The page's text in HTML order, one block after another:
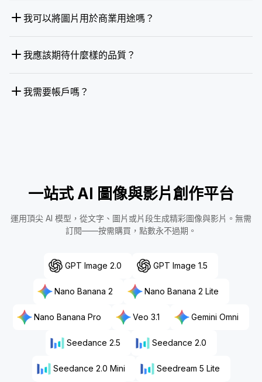
我可以將圖片用於商業用途嗎？
我應該期待什麼樣的品質？
我需要帳戶嗎？
一站式 AI 圖像與影片創作平台
運用頂尖 AI 模型，從文字、圖片或片段生成精彩圖像與影片。無需
訂閱——按需購買，點數永不過期。
GPT Image 2.0 GPT Image 1.5
Nano Banana 2 Nano Banana 2 Lite
Nano Banana Pro Veo 3.1 Gemini Omni
Seedance 2.5 Seedance 2.0
Seedance 2.0 Mini Seedream 5 Lite